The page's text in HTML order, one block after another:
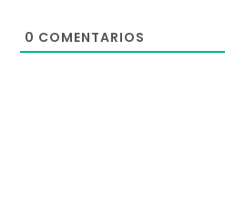
0 COMENTARIOS